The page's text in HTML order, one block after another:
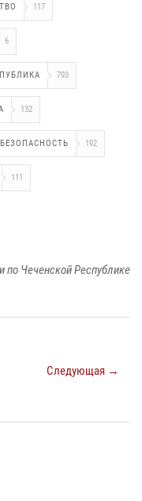
117
6
793
132
БЕЗОПАСНОСТЬ 192
111
по Чеченской Республике
Следующая →